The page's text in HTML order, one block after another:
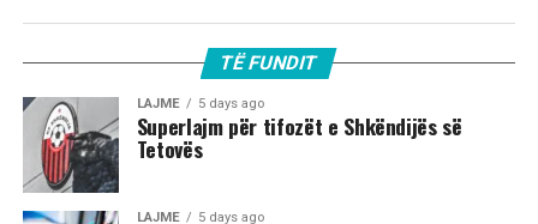
autoriteteve, sulmi ka ndodhur në orët e para të
mëngjesit të 2 gushtit në rrugën „Borçe Jovanoski“, ku
dy të rinj janë goditur me mjete dhe shkopinj druri.
Në rrjetet sociale u shfaq një video-incizim shqetësues
nga Gostivari, në të cilin shfaqet një përleshje e ashpër
fizike mes një grupi më të madh të rinjsh.
TË FUNDIT
LAJME 5 days ago
Superlajm për tifozët e Shkëndijës së
Tetovës
LAJME 5 days ago